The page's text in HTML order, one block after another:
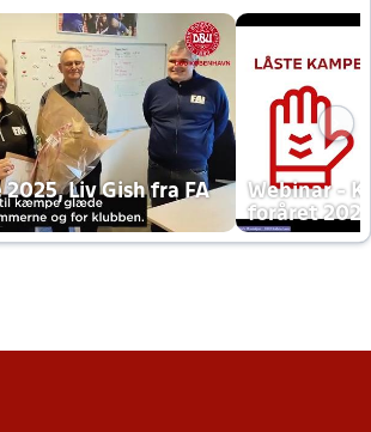
Liv Gish fra FA
Webinar -
foråret